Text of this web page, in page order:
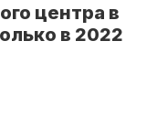
центра в
в 2022